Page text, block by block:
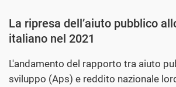
La ripresa dell’aiuto pubblico
italiano nel 2021
L'andamento del rapporto tra aiuto
sviluppo (Aps) e reddito nazionale